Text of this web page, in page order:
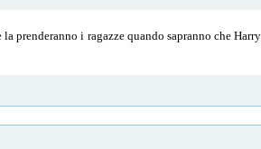
i ragazze quando sapranno che